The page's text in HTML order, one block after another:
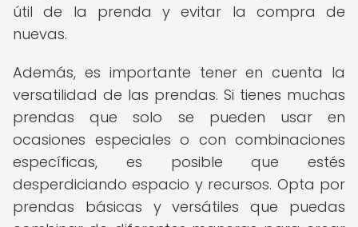
útil de la prenda y evitar la compra de
nuevas.
Además, es importante tener en cuenta la
versatilidad de las prendas. Si tienes muchas
prendas que solo se pueden usar en
ocasiones especiales o con combinaciones
específicas, es posible que estés
desperdiciando espacio y recursos. Opta por
prendas básicas y versátiles que puedas